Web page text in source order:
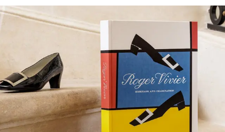
pour être.